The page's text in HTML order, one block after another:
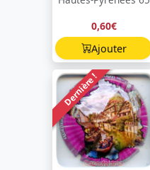
0,60€
Ajouter
Dernière !